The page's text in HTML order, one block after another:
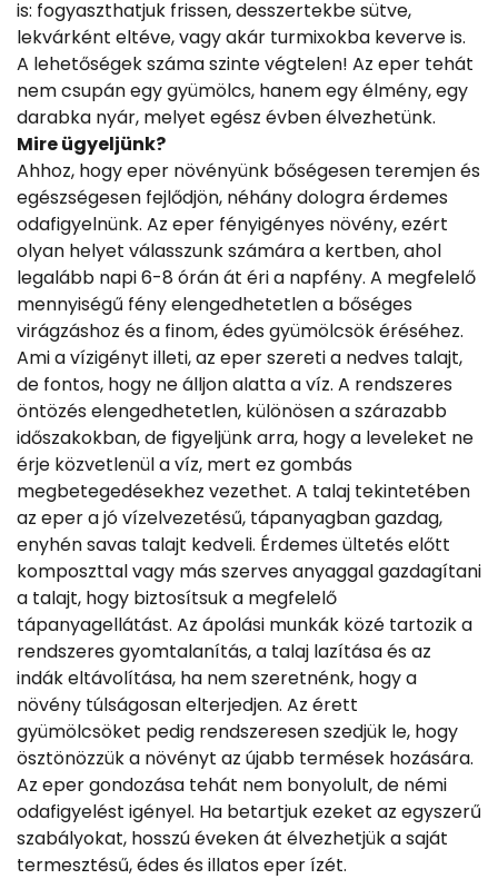
is: fogyaszthatjuk frissen, desszertekbe sütve,
lekvárként eltéve, vagy akár turmixokba keverve is.
A lehetőségek száma szinte végtelen! Az eper tehát
nem csupán egy gyümölcs, hanem egy élmény, egy
darabka nyár, melyet egész évben élvezhetünk.
Mire ügyeljünk?
Ahhoz, hogy eper növényünk bőségesen teremjen és
egészségesen fejlődjön, néhány dologra érdemes
odafigyelnünk. Az eper fényigényes növény, ezért
olyan helyet válasszunk számára a kertben, ahol
legalább napi 6-8 órán át éri a napfény. A megfelelő
mennyiségű fény elengedhetetlen a bőséges
virágzáshoz és a finom, édes gyümölcsök éréséhez.
Ami a vízigényt illeti, az eper szereti a nedves talajt,
de fontos, hogy ne álljon alatta a víz. A rendszeres
öntözés elengedhetetlen, különösen a szárazabb
időszakokban, de figyeljünk arra, hogy a leveleket ne
érje közvetlenül a víz, mert ez gombás
megbetegedésekhez vezethet. A talaj tekintetében
az eper a jó vízelvezetésű, tápanyagban gazdag,
enyhén savas talajt kedveli. Érdemes ültetés előtt
komposzttal vagy más szerves anyaggal gazdagítani
a talajt, hogy biztosítsuk a megfelelő
tápanyagellátást. Az ápolási munkák közé tartozik a
rendszeres gyomtalanítás, a talaj lazítása és az
indák eltávolítása, ha nem szeretnénk, hogy a
növény túlságosan elterjedjen. Az érett
gyümölcsöket pedig rendszeresen szedjük le, hogy
ösztönözzük a növényt az újabb termések hozására.
Az eper gondozása tehát nem bonyolult, de némi
odafigyelést igényel. Ha betartjuk ezeket az egyszerű
szabályokat, hosszú éveken át élvezhetjük a saját
termesztésű, édes és illatos eper ízét.